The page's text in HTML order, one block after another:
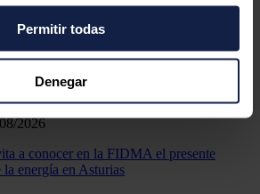
de cookies o clicando en
quisiéramos:
sobre su ubicación
tener una precisión de varios
dispositivo analizándolo activamente
Permitir todas
Denegar
eólica recupera impulso,
una nueva etapa
la eficiencia y la
2026